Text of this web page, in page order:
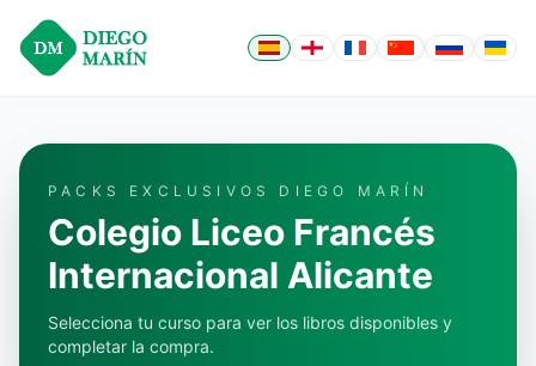
PACKS EXCLUSIVOS DIEGO MARÍN
Colegio Liceo Francés
Internacional Alicante
Selecciona tu curso para ver los libros disponibles y
completar la compra.